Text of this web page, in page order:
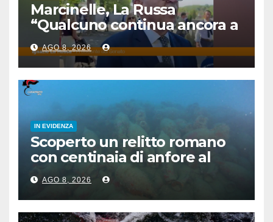
Marcinelle, La Russa
“Qualcuno continua ancora a
voltare le spalle”
AGO 8, 2026
IN EVIDENZA
Scoperto un relitto romano
con centinaia di anfore al
largo di Mazara del Vallo
AGO 8, 2026